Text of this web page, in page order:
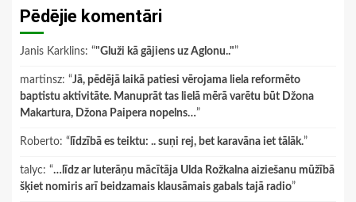
Pēdējie komentāri
Janis Karklins: “"Gluži kā gājiens uz Aglonu.."”
martinsz: “Jā, pēdējā laikā patiesi vērojama liela reformēto
baptistu aktivitāte. Manuprāt tas lielā mērā varētu būt Džona
Makartura, Džona Paipera nopelns…”
Roberto: “ līdzībā es teiktu: .. suņi rej, bet karavāna iet tālāk.”
talyc: “…līdz ar luterāņu mācītāja Ulda Rožkalna aiziešanu mūžībā
šķiet nomiris arī beidzamais klausāmais gabals tajā radio”